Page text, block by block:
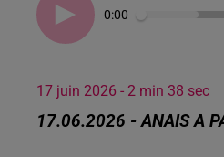
0:00
17 juin 2026 - 2 min 38 sec
17.06.2026 - ANAIS A